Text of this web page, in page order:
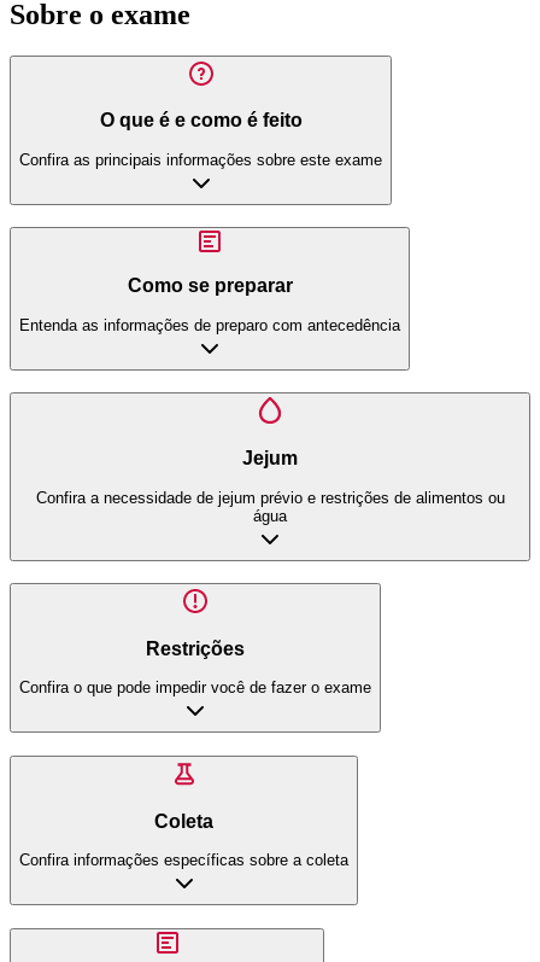
Sobre o exame
O que é e como é feito
Confira as principais informações sobre este exame
Como se preparar
Entenda as informações de preparo com antecedência
Jejum
Confira a necessidade de jejum prévio e restrições de alimentos ou
água
Restrições
Confira o que pode impedir você de fazer o exame
Coleta
Confira informações específicas sobre a coleta